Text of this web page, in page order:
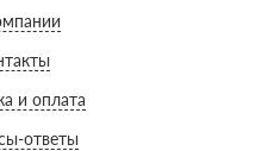
и оплата
ответы